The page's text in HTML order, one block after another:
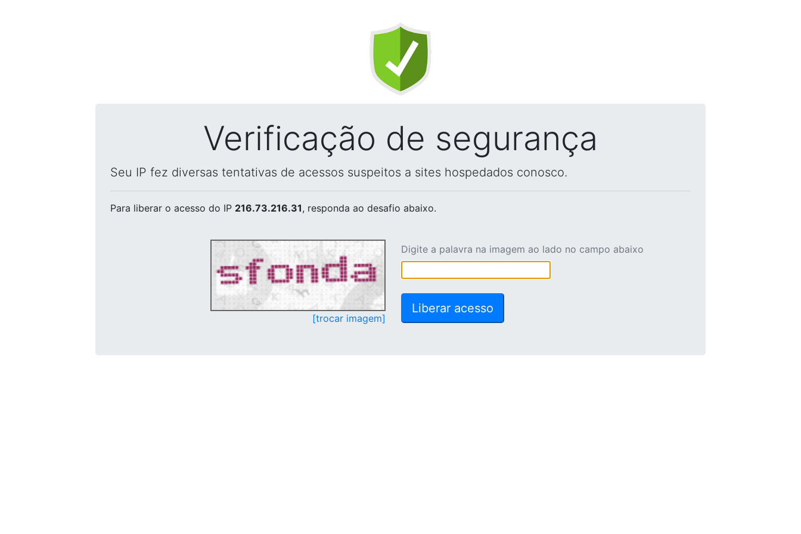
Verificação de segurança
Seu IP fez diversas tentativas de acessos suspeitos a sites hospedados conosco.
Para liberar o acesso do IP 216.73.216.31, responda ao desafio abaixo.
[trocar imagem]
Digite a palavra na imagem ao lado no campo abaixo